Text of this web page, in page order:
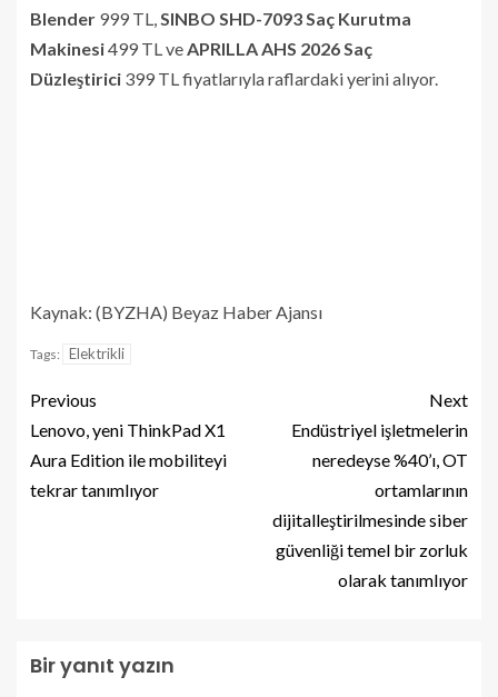
Blender 999 TL, SINBO SHD-7093 Saç Kurutma
Makinesi499 TL ve APRILLA AHS 2026 Saç
Düzleştirici 399 TL fiyatlarıyla raflardaki yerini alıyor.
Kaynak: (BYZHA) Beyaz Haber Ajansı
Tags: Elektrikli
Previous
Lenovo, yeni ThinkPad X1
Aura Edition ile mobiliteyi
tekrar tanımlıyor
Next
Endüstriyel işletmelerin
neredeyse %40’ı, OT
ortamlarının
dijitalleştirilmesinde siber
güvenliği temel bir zorluk
olarak tanımlıyor
Bir yanıt yazın